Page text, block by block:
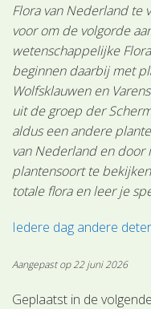
Flora van Nederland te
voor om de volgorde
wetenschappelijke
beginnen daarbij met
Wolfsklauwen en
uit de groep der
aldus een andere
van Nederland en door
plantensoort te
totale flora en leer je
Iedere dag andere
Aangepast op 22 juni 2026
Geplaatst in de